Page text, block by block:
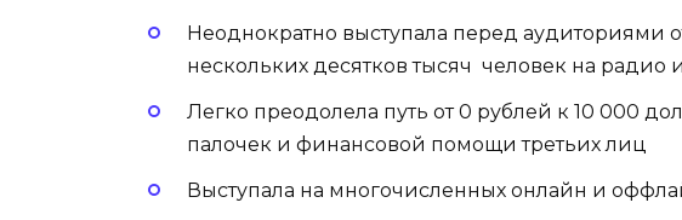
Неоднократно выступала перед аудиториями
нескольких десятков тысяч человек на радио
Легко преодолела путь от 0 рублей к 10 000
палочек и финансовой помощи третьих лиц
Выступала на многочисленных онлайн и